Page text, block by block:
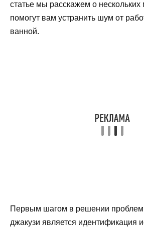
статье мы расскажем о нескольких
помогут вам устранить шум от
ванной.
Первым шагом в решении
джакузи является идентификация